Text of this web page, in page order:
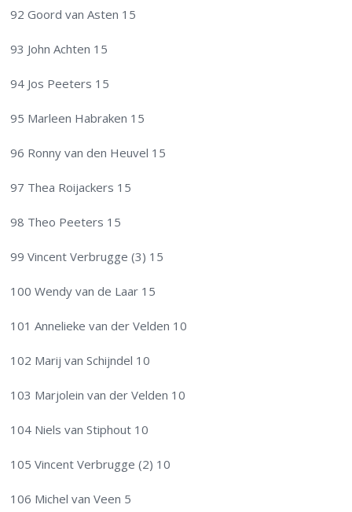
92 Goord van Asten 15
93 John Achten 15
94 Jos Peeters 15
95 Marleen Habraken 15
96 Ronny van den Heuvel 15
97 Thea Roijackers 15
98 Theo Peeters 15
99 Vincent Verbrugge (3) 15
100 Wendy van de Laar 15
101 Annelieke van der Velden 10
102 Marij van Schijndel 10
103 Marjolein van der Velden 10
104 Niels van Stiphout 10
105 Vincent Verbrugge (2) 10
106 Michel van Veen 5